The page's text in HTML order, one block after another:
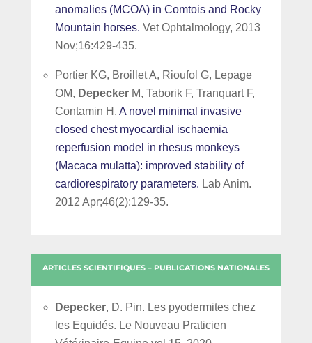
anomalies (MCOA) in Comtois and Rocky
Mountain horses. Vet Ophtalmology, 2013
Nov;16:429-435.
Portier KG, Broillet A, Rioufol G, Lepage
OM, DepeckerM, Taborik F, Tranquart F,
Contamin H. A novel minimal invasive
closed chest myocardial ischaemia
reperfusion model in rhesus monkeys
(Macaca mulatta): improved stability of
cardiorespiratory parameters. Lab Anim.
2012 Apr;46(2):129-35.
ARTICLES SCIENTIFIQUES – PUBLICATIONS NATIONALES
Depecker, D. Pin. Les pyodermites chez
les Equidés. Le Nouveau Praticien